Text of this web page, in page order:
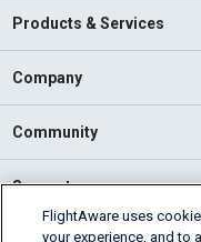
Products & Services
Company
Community
Support
FlightAware uses
your experience, and to